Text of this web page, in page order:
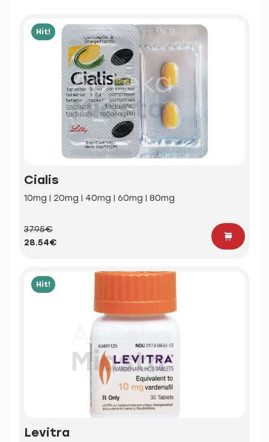
Hit!
Cialis
10mg | 20mg | 40mg | 60mg | 80mg
37.95€
28.54€
Hit!
Levitra